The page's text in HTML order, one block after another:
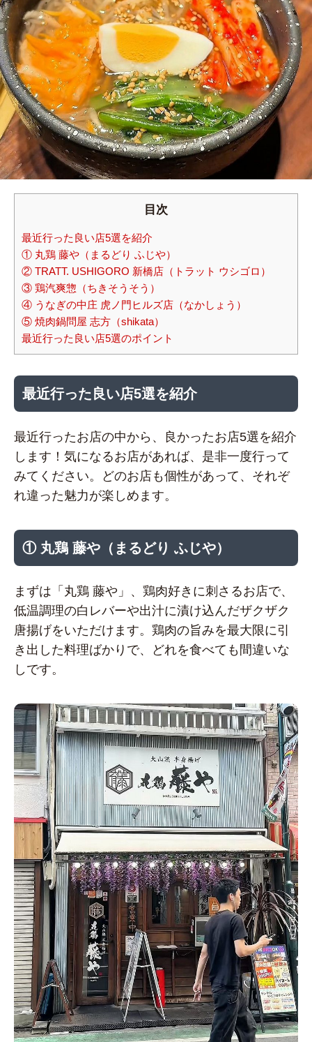
目次
最近行った良い店5選を紹介
① 丸鶏 藤や（まるどり ふじや）
② TRATT. USHIGORO 新橋店（トラット ウシゴロ）
③ 鶏汽爽惣（ちきそうそう）
④ うなぎの中庄 虎ノ門ヒルズ店（なかしょう）
⑤ 焼肉鍋問屋 志方（shikata）
最近行った良い店5選のポイント
最近行った良い店5選を紹介
最近行ったお店の中から、良かったお店5選を紹介
します！気になるお店があれば、是非一度行って
みてください。どのお店も個性があって、それぞ
れ違った魅力が楽しめます。
① 丸鶏 藤や（まるどり ふじや）
まずは「丸鶏 藤や」、鶏肉好きに刺さるお店で、
低温調理の白レバーや出汁に漬け込んだザクザク
唐揚げをいただけます。鶏肉の旨みを最大限に引
き出した料理ばかりで、どれを食べても間違いな
しです。